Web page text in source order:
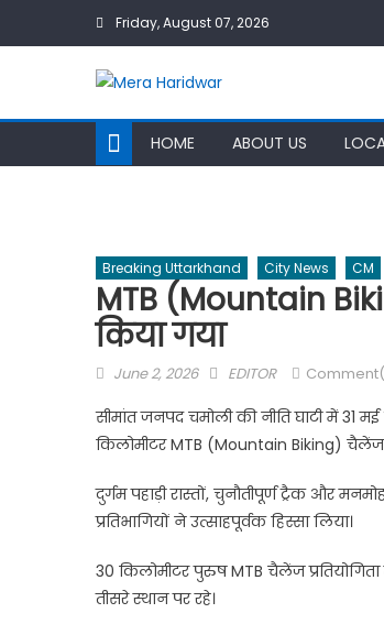
Friday, August 07, 2026
HOME ABOUT US
Breaking Uttarkhand City News CM
MTB (Mountain
किया गया
Posted
June 2, 2026 Author
EDITOR
सीमांत जनपद चमोली की नीति घाटी में 31
किलोमीटर MTB (Mountain Biking) चैलेंज
दुर्गम पहाड़ी रास्तों, चुनौतीपूर्ण ट्रैक और
प्रतिभागियों ने उत्साहपूर्वक हिस्सा लिया।
30 किलोमीटर पुरुष MTB चैलेंज
तीसरे स्थान पर रहे।